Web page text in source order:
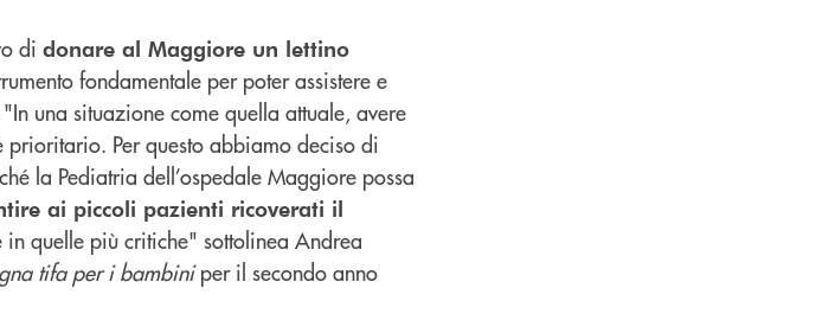
di donare al Maggiore un lettino
fondamentale per poter assistere e
una situazione come quella attuale, avere
prioritario. Per questo abbiamo deciso di
la Pediatria dell’ospedale Maggiore possa
ai piccoli pazienti ricoverati il
in quelle più critiche" sottolinea Andrea
tifa per i bambiniper il secondo anno